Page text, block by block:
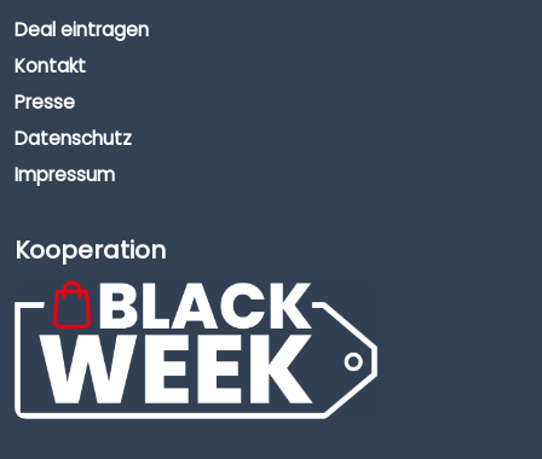
Deal eintragen
Kontakt
Presse
Datenschutz
Impressum
Kooperation